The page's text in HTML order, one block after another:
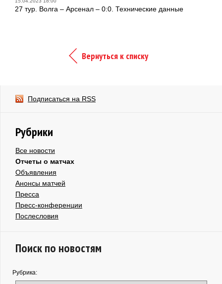
27 тур. Волга – Арсенал – 0:0. Технические данные
Вернуться к списку
Подписаться на RSS
Рубрики
Все новости
Отчеты о матчах
Объявления
Анонсы матчей
Пресса
Пресс-конференции
Послесловия
Поиск по новостям
Рубрика: